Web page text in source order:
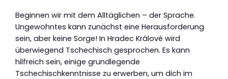
Beginnen wir mit dem Alltäglichen – der Sprache.
Ungewohntes kann zunächst eine Herausforderung
sein, aber keine Sorge! In Hradec Králové wird
überwiegend Tschechisch gesprochen. Es kann
hilfreich sein, einige grundlegende
Tschechischkenntnisse zu erwerben, um dich im